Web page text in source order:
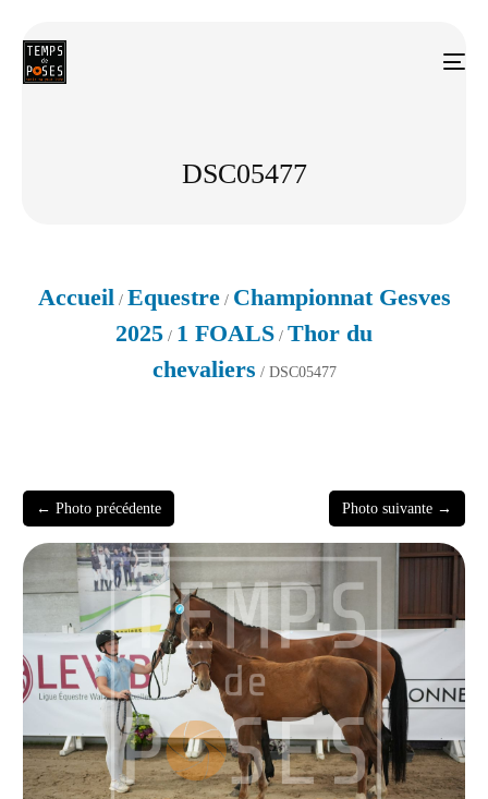
DSC05477
Accueil / Equestre/ Championnat Gesves
2025 / 1 FOALS / Thor du
chevaliers / DSC05477
← Photo précédente Photo suivante →